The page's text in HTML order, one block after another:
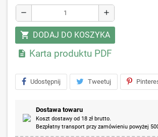
remove add
shopping_cart DODAJ DO KOSZYKA
 Karta produktu PDF
Udostępnij Tweetuj
Dostawa towaru
Koszt dostawy od 18 zł brutto.
Bezpłatny transport przy zamówieniu powyżej